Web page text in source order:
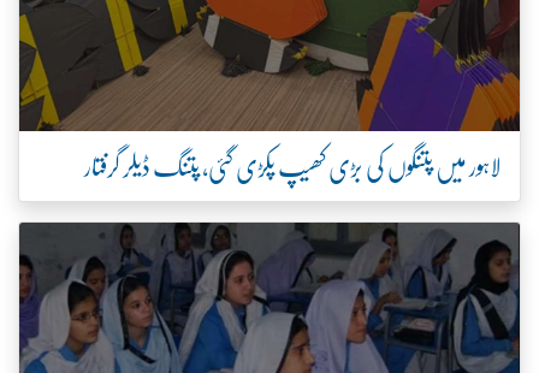
لاہور میں پتنگوں کی بڑی کھیپ پکڑی گئی، پتنگ ڈیلر گرفتار